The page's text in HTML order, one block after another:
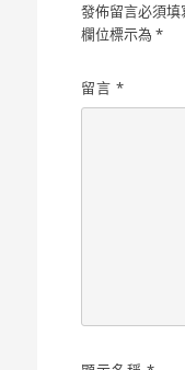
發佈留言必須填
欄位標示為*
留言*